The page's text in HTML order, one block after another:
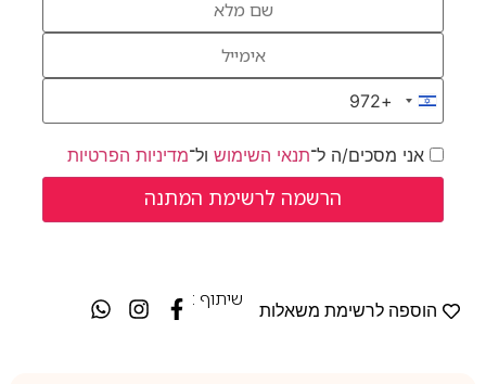
Israel +972
+972
אני מסכים/ה ל־תנאי השימושול־מדיניות הפרטיות
הוספה לרשימת משאלות
שיתוף :